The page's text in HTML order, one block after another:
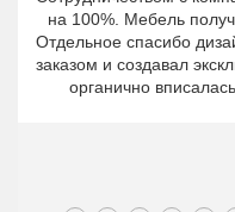
на 100%. Мебель
Отдельное спасибо
заказом и создавал
органично